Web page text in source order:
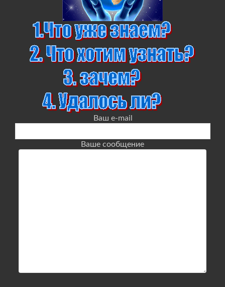
Ваш e-mail
Ваше сообщение